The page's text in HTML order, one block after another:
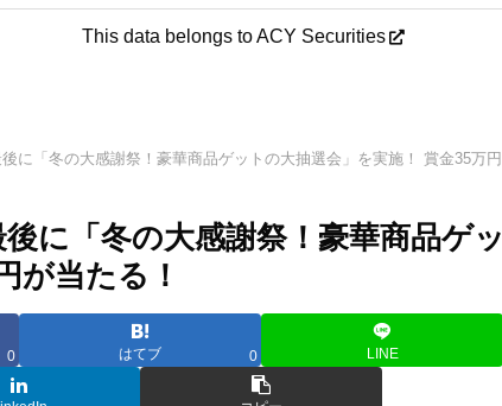
This data belongs to ACY Securities
に「冬の大感謝祭！豪華商品ゲットの大抽選会」を実施！ 賞金35万円
に「冬の大感謝祭！豪華商品ゲッ
が当たる！
0 はてブ 0 LINE